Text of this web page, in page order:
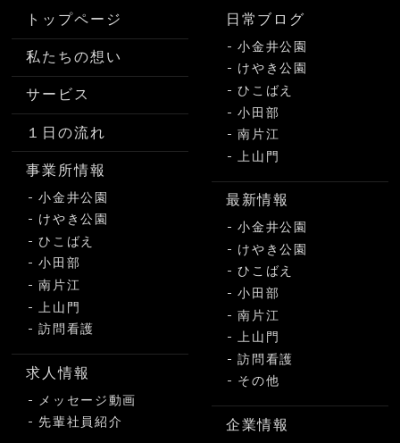
トップページ
私たちの想い
サービス
１日の流れ
事業所情報
小金井公園
けやき公園
ひこばえ
小田部
南片江
上山門
訪問看護
求人情報
メッセージ動画
先輩社員紹介
日常ブログ
小金井公園
けやき公園
ひこばえ
小田部
南片江
上山門
最新情報
小金井公園
けやき公園
ひこばえ
小田部
南片江
上山門
訪問看護
その他
企業情報